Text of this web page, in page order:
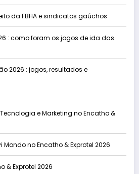
da FBHA e sindicatos gaúchos
: como foram os jogos de ida das
2026 : jogos, resultados e
e Marketing no Encatho &
Mondo no Encatho & Exprotel 2026
& Exprotel 2026